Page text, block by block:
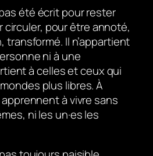
été écrit pour rester
circuler, pour être annoté,
transformé. Il n’appartient
ni à une
à celles et ceux qui
plus libres. À
à vivre sans
ni les un·es les